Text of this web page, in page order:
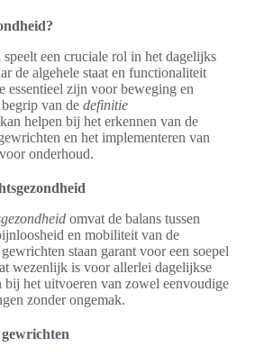
een cruciale rol in het dagelijks
de algehele staat en functionaliteit
essentieel zijn voor beweging en
van de definitie
kan helpen bij het erkennen van de
en het implementeren van
onderhoud.
omvat de balans tussen
en mobiliteit van de
staan garant voor een soepel
wezenlijk is voor allerlei dagelijkse
bij het uitvoeren van zowel eenvoudige
zonder ongemak.